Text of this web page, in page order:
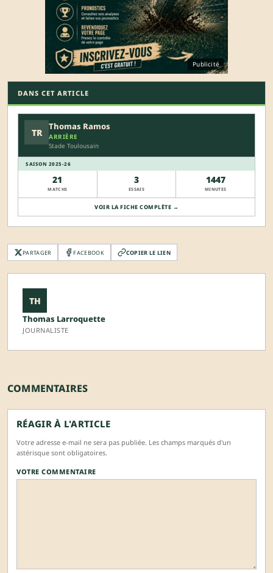
Publicité
DANS CET ARTICLE
TR
Thomas Ramos
ARRIÈRE
Stade Toulousain
SAISON 2025-26
21
MATCHS
3
ESSAIS
1447
MINUTES
VOIR LA FICHE COMPLÈTE →
PARTAGER FACEBOOK COPIER LE LIEN
TH
Thomas Larroquette
JOURNALISTE
COMMENTAIRES
RÉAGIR À L'ARTICLE
Votre adresse e-mail ne sera pas publiée. Les champs marqués d'un
astérisque sont obligatoires.
VOTRE COMMENTAIRE